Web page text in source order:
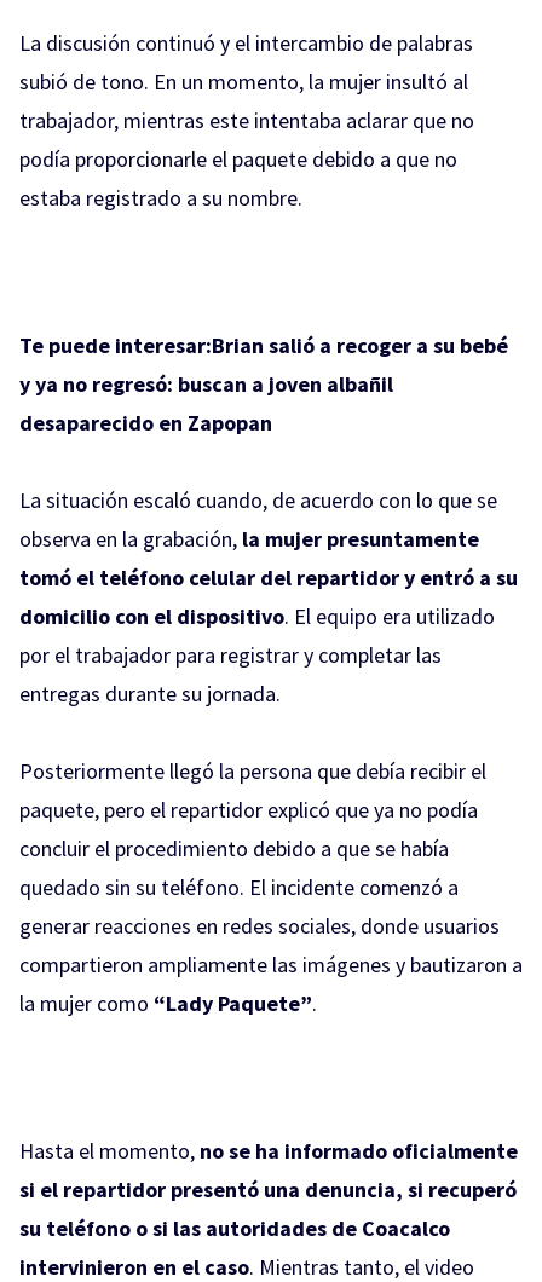
La discusión continuó y el intercambio de palabras
subió de tono. En un momento, la mujer insultó al
trabajador, mientras este intentaba aclarar que no
podía proporcionarle el paquete debido a que no
estaba registrado a su nombre.
Te puede interesar:Brian salió a recoger a su bebé
y ya no regresó: buscan a joven albañil
desaparecido en Zapopan
La situación escaló cuando, de acuerdo con lo que se
observa en la grabación, la mujer presuntamente
tomó el teléfono celular del repartidor y entró a su
domicilio con el dispositivo. El equipo era utilizado
por el trabajador para registrar y completar las
entregas durante su jornada.
Posteriormente llegó la persona que debía recibir el
paquete, pero el repartidor explicó que ya no podía
concluir el procedimiento debido a que se había
quedado sin su teléfono. El incidente comenzó a
generar reacciones en redes sociales, donde usuarios
compartieron ampliamente las imágenes y bautizaron a
la mujer como “Lady Paquete”.
Hasta el momento, no se ha informado oficialmente
si el repartidor presentó una denuncia, si recuperó
su teléfono o si las autoridades de Coacalco
intervinieron en el caso. Mientras tanto, el video